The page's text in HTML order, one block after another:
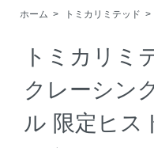
ホーム > トミカリミテッド >
トミカリミ
クレーシン
ル 限定ヒス